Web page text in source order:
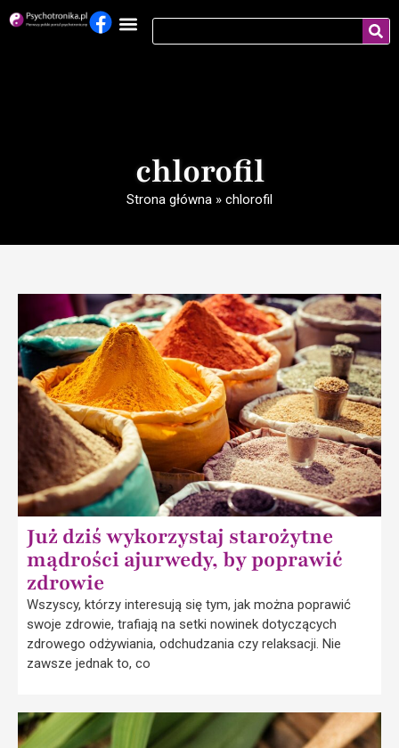
chlorofil
Strona główna » chlorofil
Już dziś wykorzystaj starożytne
mądrości ajurwedy, by poprawić
zdrowie
Wszyscy, którzy interesują się tym, jak można poprawić
swoje zdrowie, trafiają na setki nowinek dotyczących
zdrowego odżywiania, odchudzania czy relaksacji. Nie
zawsze jednak to, co